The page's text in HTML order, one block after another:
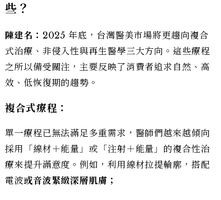
些？
陳建名： 2025 年底，台灣醫美市場將更趨向複合
式治療、非侵入性與再生醫學三大方向。這些療程
之所以備受關注，主要反映了消費者追求自然、高
效、低恢復期的趨勢。
複合式療程：
單一療程已無法滿足多重需求，醫師們越來越傾向
採用「線材＋能量」或「注射＋能量」的複合性治
療來提升滿意度。例如，利用線材拉提輪廓，搭配
電波或音波緊緻深層肌膚；